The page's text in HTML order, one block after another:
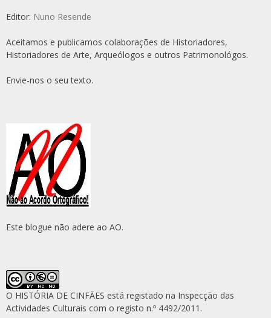
Editor: Nuno Resende
Aceitamos e publicamos colaborações de Historiadores,
Historiadores de Arte, Arqueólogos e outros Patrimonológos.
Envie-nos o seu texto.
Este blogue não adere ao AO.
O HISTÓRIA DE CINFÃES está registado na Inspecção das
Actividades Culturais com o registo n.º 4492/2011.